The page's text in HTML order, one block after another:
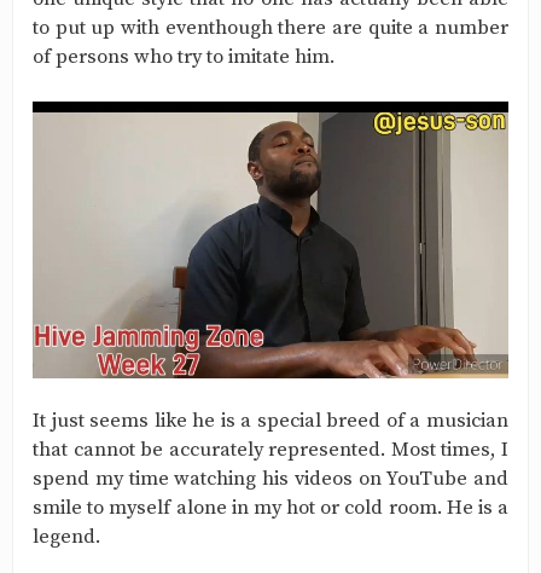
to put up with eventhough there are quite a number
of persons who try to imitate him.
It just seems like he is a special breed of a musician
that cannot be accurately represented. Most times, I
spend my time watching his videos on YouTube and
smile to myself alone in my hot or cold room. He is a
legend.